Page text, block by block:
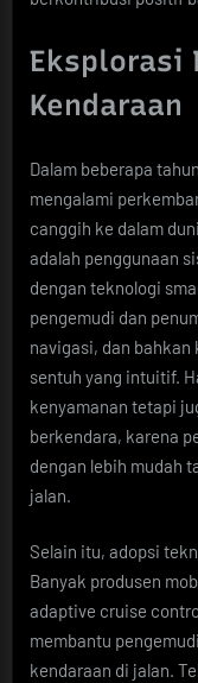
Eksplorasi
Kendaraan
Dalam beberapa
mengalami
canggih ke dalam
adalah penggunaan
dengan teknologi
pengemudi dan
navigasi, dan bahkan
sentuh yang intuitif.
kenyamanan tetapi
berkendara, karena
dengan lebih mudah
jalan.
Selain itu, adopsi
Banyak produsen
adaptive cruise
membantu
kendaraan di jalan.